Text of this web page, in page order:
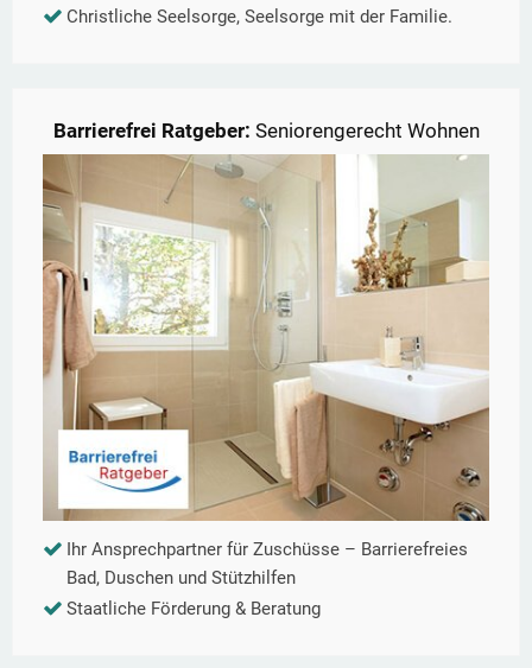
Christliche Seelsorge, Seelsorge mit der Familie.
Barrierefrei Ratgeber: Seniorengerecht Wohnen
Ihr Ansprechpartner für Zuschüsse – Barrierefreies
Bad, Duschen und Stützhilfen
Staatliche Förderung & Beratung